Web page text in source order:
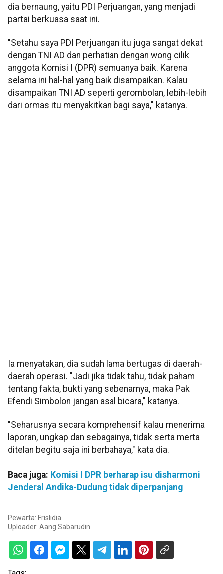
dia bernaung, yaitu PDI Perjuangan, yang menjadi
partai berkuasa saat ini.
"Setahu saya PDI Perjuangan itu juga sangat dekat
dengan TNI AD dan perhatian dengan wong cilik
anggota Komisi I (DPR) semuanya baik. Karena
selama ini hal-hal yang baik disampaikan. Kalau
disampaikan TNI AD seperti gerombolan, lebih-lebih
dari ormas itu menyakitkan bagi saya," katanya.
Ia menyatakan, dia sudah lama bertugas di daerah-
daerah operasi. "Jadi jika tidak tahu, tidak paham
tentang fakta, bukti yang sebenarnya, maka Pak
Efendi Simbolon jangan asal bicara," katanya.
"Seharusnya secara komprehensif kalau menerima
laporan, ungkap dan sebagainya, tidak serta merta
ditelan begitu saja ini berbahaya," kata dia.
Baca juga: Komisi I DPR berharap isu disharmoni
Jenderal Andika-Dudung tidak diperpanjang
Pewarta: Frislidia
Uploader: Aang Sabarudin